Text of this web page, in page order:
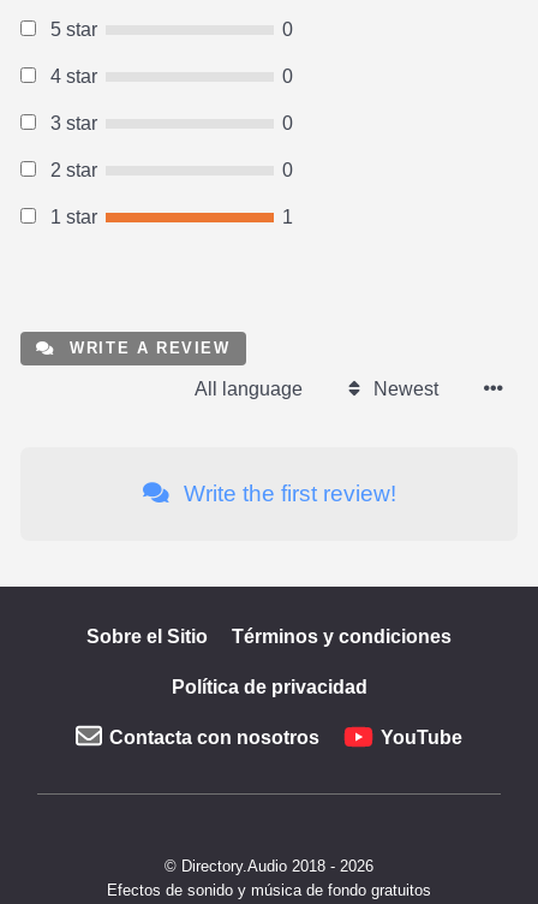
5 star 0
4 star 0
3 star 0
2 star 0
1 star 1
WRITE A REVIEW
All language Newest
Write the first review!
Sobre el Sitio Términos y condiciones
Política de privacidad
Contacta con nosotros YouTube
© Directory.Audio 2018 - 2026
Efectos de sonido y música de fondo gratuitos